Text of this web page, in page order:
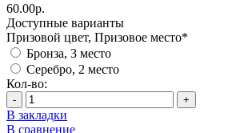
60.00р.
Доступные варианты
Призовой цвет, Призовое место*
Бронза, 3 место
Серебро, 2 место
Кол-во:
- +
В закладки
В сравнение